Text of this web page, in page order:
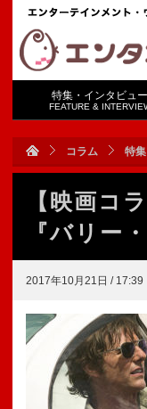
特集・インタビュー
FEATURE &
コラム 特
【映画コ
『バリー
2017年10月21日 / 17:39